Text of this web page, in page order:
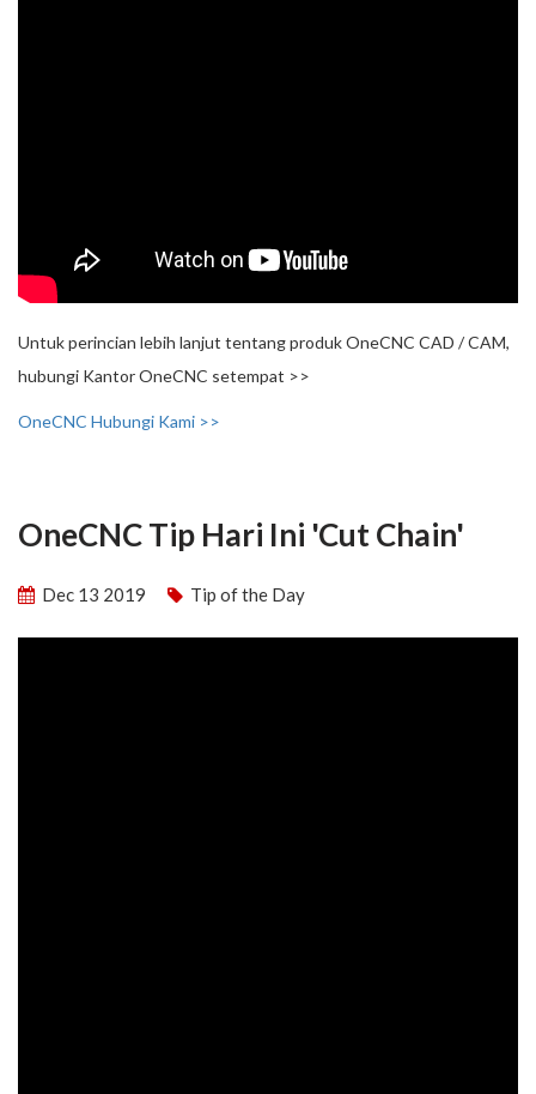
Untuk perincian lebih lanjut tentang produk OneCNC CAD / CAM,
hubungi Kantor OneCNC setempat >>
OneCNC Hubungi Kami >>
OneCNC Tip Hari Ini 'Cut Chain'
Dec 13 2019 Tip of the Day